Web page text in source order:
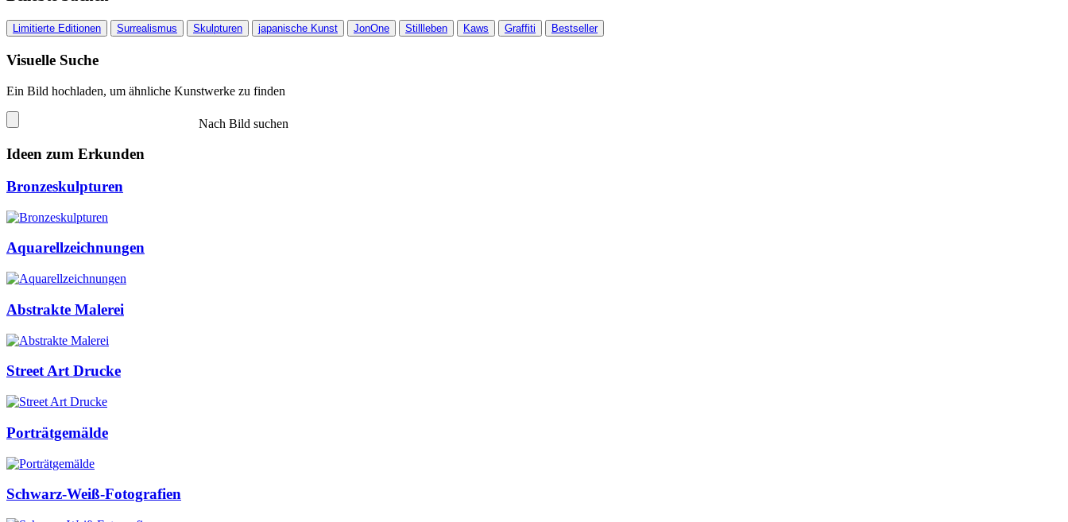
Limitierte Editionen Surrealismus Skulpturen japanische Kunst JonOne Stillleben Kaws Graffiti Bestseller
Visuelle Suche
Ein Bild hochladen, um ähnliche Kunstwerke zu finden
Nach Bild suchen
Ideen zum Erkunden
Bronzeskulpturen
Aquarellzeichnungen
Abstrakte Malerei
Street Art Drucke
Porträtgemälde
Schwarz-Weiß-Fotografien